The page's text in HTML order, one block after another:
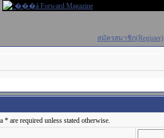
สมัครสมาชิก(Register)
required unless stated otherwise.